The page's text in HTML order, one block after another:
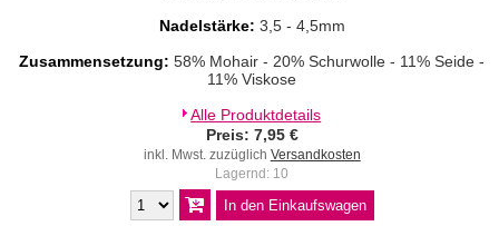
Nadelstärke: 3,5 - 4,5mm
Zusammensetzung:58% Mohair - 20% Schurwolle - 11% Seide -
11% Viskose
Alle Produktdetails
Preis: 7,95 €
inkl. Mwst. zuzüglich Versandkosten
Lagernd: 10